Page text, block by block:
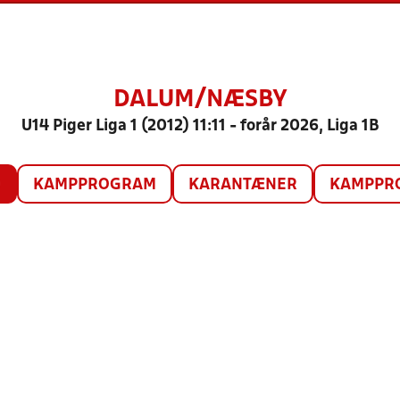
DALUM/NÆSBY
U14 Piger Liga 1 (2012) 11:11 - forår 2026, Liga 1B
KAMPPROGRAM KARANTÆNER